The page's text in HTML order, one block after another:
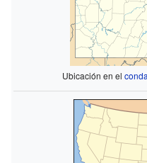
Ubicación en el